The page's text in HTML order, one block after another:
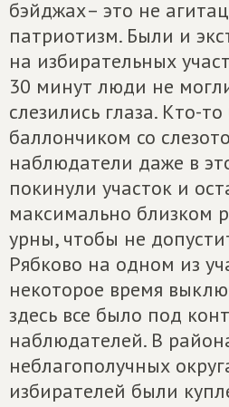
бэйджах– это не
патриотизм. Были и
на избирательных
30 минут люди не
слезились глаза. Кто-
баллончиком со
наблюдатели даже в
покинули участок и
максимально близком
урны, чтобы не
Рябково на одном из
некоторое время
здесь все было под
наблюдателей. В
неблагополучных
избирателей были